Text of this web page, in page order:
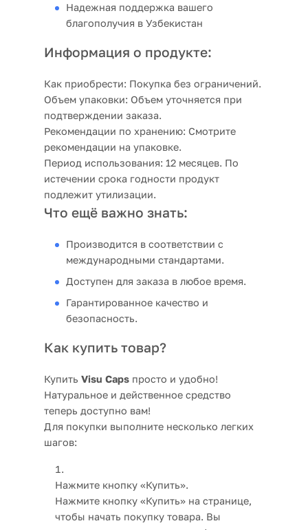
Надежная поддержка вашего
благополучия в Узбекистан
Информация о продукте:
Как приобрести: Покупка без ограничений.
Объем упаковки: Объем уточняется при
подтверждении заказа.
Рекомендации по хранению: Смотрите
рекомендации на упаковке.
Период использования: 12 месяцев. По
истечении срока годности продукт
подлежит утилизации.
Что ещё важно знать:
Производится в соответствии с
международными стандартами.
Доступен для заказа в любое время.
Гарантированное качество и
безопасность.
Как купить товар?
Купить Visu Caps просто и удобно!
Натуральное и действенное средство
теперь доступно вам!
Для покупки выполните несколько легких
шагов:
Нажмите кнопку «Купить».
Нажмите кнопку «Купить» на странице,
чтобы начать покупку товара. Вы